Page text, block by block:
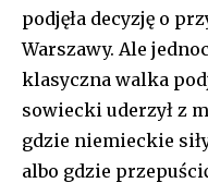
podjęła decyzję o
Warszawy. Ale
klasyczna walka
sowiecki uderzył z
gdzie niemieckie
albo gdzie